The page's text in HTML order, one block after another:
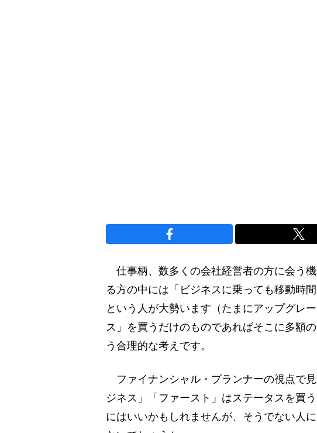
仕事柄、数多くの会社経営者の方に会う
る方の中には「ビジネスに乗っても移動時
という人が大勢います（たまにアップグレ
ス」を買うだけのものであればそこに多額
う合理的な考えです。
ファイナンシャル・プランナーの視点で
ジネス」「ファースト」はステータスを買
にはいいかもしれませんが、そうでない人